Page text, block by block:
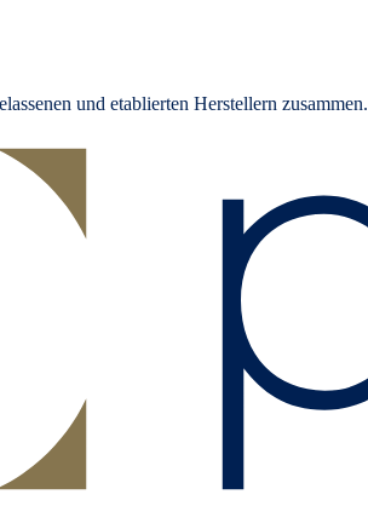
und etablierten Herstellern zusammen.